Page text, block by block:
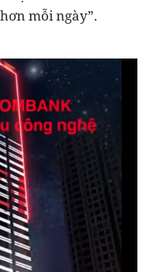
mỗi ngày”.